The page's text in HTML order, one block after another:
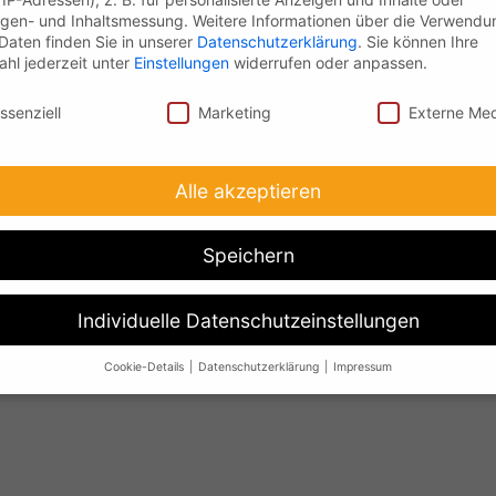
und Inhaltsmessung. Weitere Informationen über die
finden Sie in unserer Datenschutzerklärung. Sie können Ihre
jederzeit unter Einstellungen widerrufen oder anpassen.
Marketing Externe
Alle akzeptieren
Speichern
Individuelle Datenschutzeinstellungen
Cookie-Details Datenschutzerklärung Impressum
Datenschutzeinstellungen